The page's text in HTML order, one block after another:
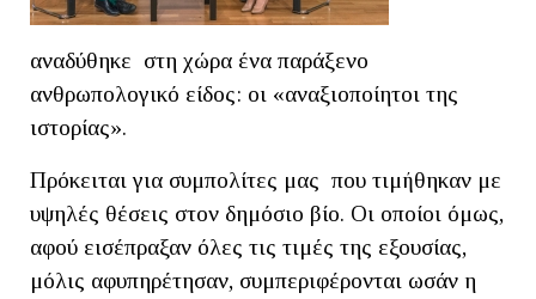
αναδύθηκε στη χώρα ένα παράξενο
ανθρωπολογικό είδος: οι «αναξιοποίητοι της
ιστορίας».
Πρόκειται για συμπολίτες μας που τιμήθηκαν με
υψηλές θέσεις στον δημόσιο βίο. Οι οποίοι όμως,
αφού εισέπραξαν όλες τις τιμές της εξουσίας,
μόλις αφυπηρέτησαν, συμπεριφέρονται ωσάν η